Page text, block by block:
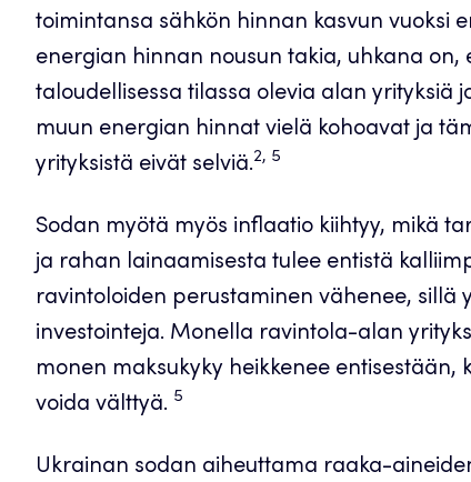
toimintansa sähkön hinnan kasvun vuoksi
energian hinnan nousun takia, uhkana on,
taloudellisessa tilassa olevia alan yrityksiä
muun energian hinnat vielä kohoavat ja
yrityksistä eivät selviä.2, 5
Sodan myötä myös inflaatio kiihtyy, mikä
ja rahan lainaamisesta tulee entistä
ravintoloiden perustaminen vähenee, sillä
investointeja. Monella ravintola-alan
monen maksukyky heikkenee entisestään,
voida välttyä. 5
Ukrainan sodan aiheuttama raaka-